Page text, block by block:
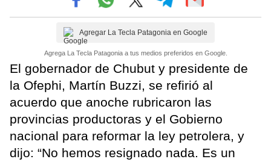
Agregar La Tecla Patagonia en Google
Agrega La Tecla Patagonia a tus medios preferidos en Google.
El gobernador de Chubut y presidente de
la Ofephi, Martín Buzzi, se refirió al
acuerdo que anoche rubricaron las
provincias productoras y el Gobierno
nacional para reformar la ley petrolera, y
dijo: “No hemos resignado nada. Es un